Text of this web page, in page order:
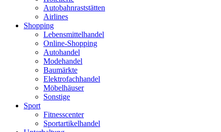
Autobahnraststätten
Airlines
Shopping
Lebensmittelhandel
Online-Shopping
Autohandel
Modehandel
Baumärkte
Elektrofachhandel
Möbelhäuser
Sonstige
Sport
Fitnesscenter
Sportartikelhandel